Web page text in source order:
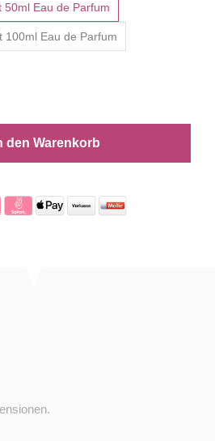
50ml Eau de Parfum
100ml Eau de Parfum
den Warenkorb